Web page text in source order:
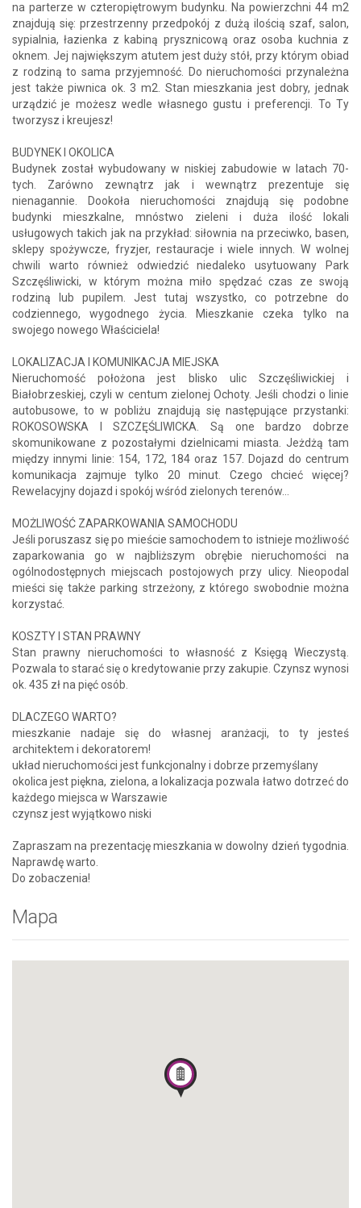
na parterze w czteropiętrowym budynku. Na powierzchni 44 m2
znajdują się: przestrzenny przedpokój z dużą ilością szaf, salon,
sypialnia, łazienka z kabiną prysznicową oraz osoba kuchnia z
oknem. Jej największym atutem jest duży stół, przy którym obiad
z rodziną to sama przyjemność. Do nieruchomości przynależna
jest także piwnica ok. 3 m2. Stan mieszkania jest dobry, jednak
urządzić je możesz wedle własnego gustu i preferencji. To Ty
tworzysz i kreujesz!
BUDYNEK I OKOLICA
Budynek został wybudowany w niskiej zabudowie w latach 70-
tych. Zarówno zewnątrz jak i wewnątrz prezentuje się
nienagannie. Dookoła nieruchomości znajdują się podobne
budynki mieszkalne, mnóstwo zieleni i duża ilość lokali
usługowych takich jak na przykład: siłownia na przeciwko, basen,
sklepy spożywcze, fryzjer, restauracje i wiele innych. W wolnej
chwili warto również odwiedzić niedaleko usytuowany Park
Szczęśliwicki, w którym można miło spędzać czas ze swoją
rodziną lub pupilem. Jest tutaj wszystko, co potrzebne do
codziennego, wygodnego życia. Mieszkanie czeka tylko na
swojego nowego Właściciela!
LOKALIZACJA I KOMUNIKACJA MIEJSKA
Nieruchomość położona jest blisko ulic Szczęśliwickiej i
Białobrzeskiej, czyli w centum zielonej Ochoty. Jeśli chodzi o linie
autobusowe, to w pobliżu znajdują się następujące przystanki:
ROKOSOWSKA I SZCZĘŚLIWICKA. Są one bardzo dobrze
skomunikowane z pozostałymi dzielnicami miasta. Jeżdżą tam
między innymi linie: 154, 172, 184 oraz 157. Dojazd do centrum
komunikacja zajmuje tylko 20 minut. Czego chcieć więcej?
Rewelacyjny dojazd i spokój wśród zielonych terenów…
MOŻLIWOŚĆ ZAPARKOWANIA SAMOCHODU
Jeśli poruszasz się po mieście samochodem to istnieje możliwość
zaparkowania go w najbliższym obrębie nieruchomości na
ogólnodostępnych miejscach postojowych przy ulicy. Nieopodal
mieści się także parking strzeżony, z którego swobodnie można
korzystać.
KOSZTY I STAN PRAWNY
Stan prawny nieruchomości to własność z Księgą Wieczystą.
Pozwala to starać się o kredytowanie przy zakupie. Czynsz wynosi
ok. 435 zł na pięć osób.
DLACZEGO WARTO?
mieszkanie nadaje się do własnej aranżacji, to ty jesteś
architektem i dekoratorem!
układ nieruchomości jest funkcjonalny i dobrze przemyślany
okolica jest piękna, zielona, a lokalizacja pozwala łatwo dotrzeć do
każdego miejsca w Warszawie
czynsz jest wyjątkowo niski
Zapraszam na prezentację mieszkania w dowolny dzień tygodnia.
Naprawdę warto.
Do zobaczenia!
Mapa